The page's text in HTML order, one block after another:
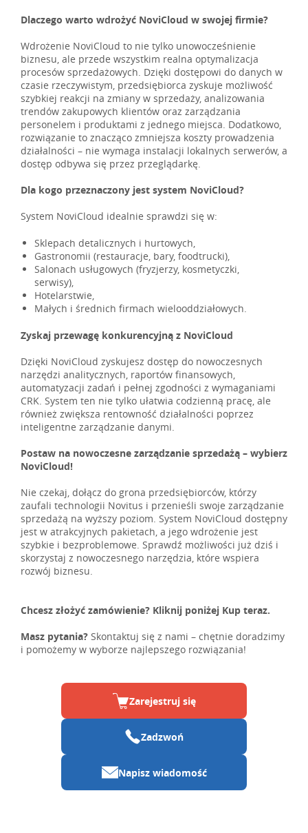
Dlaczego warto wdrożyć NoviCloud w swojej firmie?
Wdrożenie NoviCloud to nie tylko unowocześnienie
biznesu, ale przede wszystkim realna optymalizacja
procesów sprzedażowych. Dzięki dostępowi do danych w
czasie rzeczywistym, przedsiębiorca zyskuje możliwość
szybkiej reakcji na zmiany w sprzedaży, analizowania
trendów zakupowych klientów oraz zarządzania
personelem i produktami z jednego miejsca. Dodatkowo,
rozwiązanie to znacząco zmniejsza koszty prowadzenia
działalności – nie wymaga instalacji lokalnych serwerów, a
dostęp odbywa się przez przeglądarkę.
Dla kogo przeznaczony jest system NoviCloud?
System NoviCloud idealnie sprawdzi się w:
Sklepach detalicznych i hurtowych,
Gastronomii (restauracje, bary, foodtrucki),
Salonach usługowych (fryzjerzy, kosmetyczki,
serwisy),
Hotelarstwie,
Małych i średnich firmach wielooddziałowych.
Zyskaj przewagę konkurencyjną z NoviCloud
Dzięki NoviCloud zyskujesz dostęp do nowoczesnych
narzędzi analitycznych, raportów finansowych,
automatyzacji zadań i pełnej zgodności z wymaganiami
CRK. System ten nie tylko ułatwia codzienną pracę, ale
również zwiększa rentowność działalności poprzez
inteligentne zarządzanie danymi.
Postaw na nowoczesne zarządzanie sprzedażą – wybierz
NoviCloud!
Nie czekaj, dołącz do grona przedsiębiorców, którzy
zaufali technologii Novitus i przenieśli swoje zarządzanie
sprzedażą na wyższy poziom. System NoviCloud dostępny
jest w atrakcyjnych pakietach, a jego wdrożenie jest
szybkie i bezproblemowe. Sprawdź możliwości już dziś i
skorzystaj z nowoczesnego narzędzia, które wspiera
rozwój biznesu.
Chcesz złożyć zamówienie? Kliknij poniżej Kup teraz.
Masz pytania? Skontaktuj się z nami – chętnie doradzimy
i pomożemy w wyborze najlepszego rozwiązania!
Zarejestruj się
Zadzwoń
Napisz wiadomość